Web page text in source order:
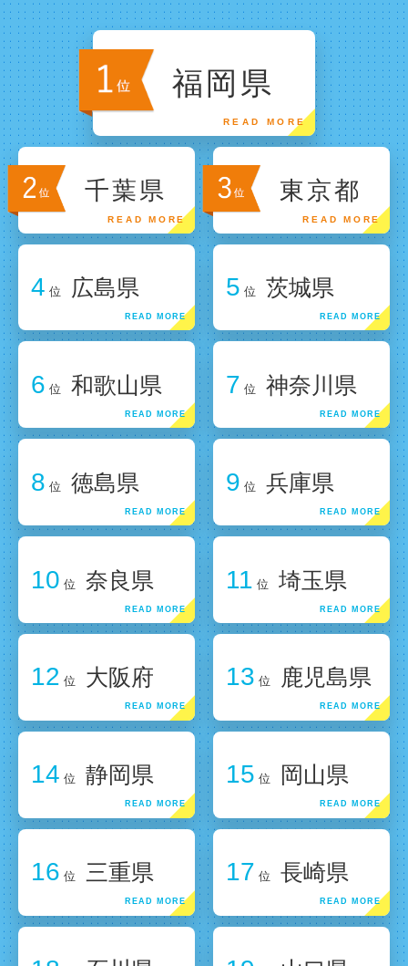
福岡県
千葉県 東京都
4 位 広島県 5 位 茨城県
6 位 和歌山県 7 位 神奈川県
8 位 徳島県 9 位 兵庫県
10 位 奈良県 11 位 埼玉県
12 位 大阪府 13 位 鹿児島県
14 位 静岡県 15 位 岡山県
16 位 三重県 17 位 長崎県